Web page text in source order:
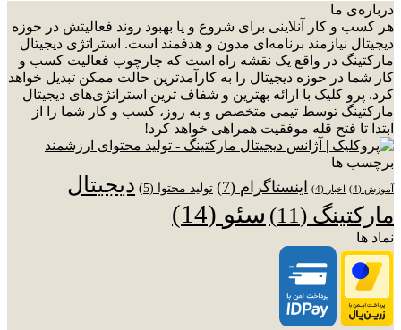
درباره‌ی ما
هر کسب و کار آنلاینی برای شروع و یا بهبود روند فعالیتش در حوزه
دیجیتال نیازمند برنامه‌ای مدون و هدفمند است. استراتژی دیجیتال
مارکتینگ در واقع یک نقشه راه است که چارچوب فعالیت کسب و
کار شما در حوزه دیجیتال را به کارآمدترین حالت ممکن تبدیل خواهد
کرد. پرو کلیک با ارائه بهترین و شفاف ترین استراتژی‌های دیجیتال
مارکتینگ توسط تیمی متخصص و به روز، کسب و کار شما را از
ابتدا تا فتح قله موفقیت همراهی خواهد کرد!
برچسب ها
آموزش (4) اخبار (4) اینستاگرام (7) تولید محتوا (5)
دیجیتال
مارکتینگ (11) سئو (14)
نماد ها